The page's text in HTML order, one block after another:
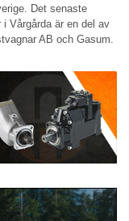
Det senaste
Vårgårda är en del av
AB och Gasum.